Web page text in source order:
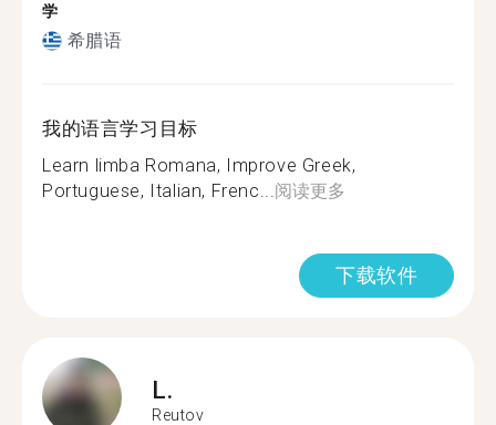
学
希腊语
我的语言学习目标
Learn limba Romana, Improve Greek,
Portuguese, Italian, Frenc...阅读更多
下载软件
L.
Reutov